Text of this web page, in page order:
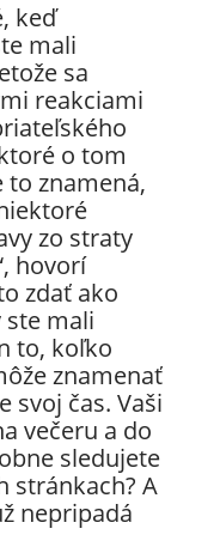
keď
mali
sa
reakciami
o tom
to znamená,
zo straty
hovorí
zdať ako
ste mali
to, koľko
znamenať
svoj čas. Vaši
večeru a do
sledujete
stránkach? A
nepripadá